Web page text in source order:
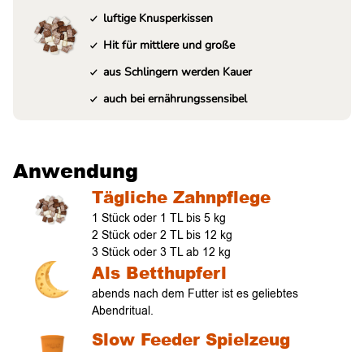
luftige Knusperkissen
Hit für mittlere und große
aus Schlingern werden Kauer
auch bei ernährungssensibel
Anwendung
Tägliche Zahnpflege
1 Stück oder 1 TL bis 5 kg
2 Stück oder 2 TL bis 12 kg
3 Stück oder 3 TL ab 12 kg
Als Betthupferl
abends nach dem Futter ist es geliebtes
Abendritual.
Slow Feeder Spielzeug